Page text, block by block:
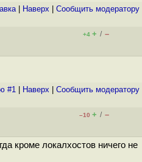
| Наверх Cообщить модератору
+4 + / –
#1 Наверх Cообщить модератору
–10 + / –
кроме локалхостов ничего не